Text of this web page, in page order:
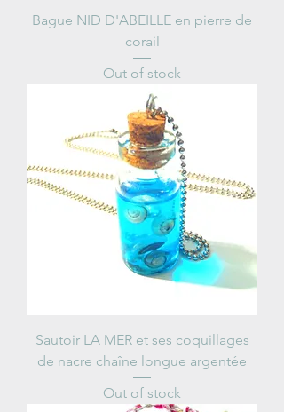
Bague NID D'ABEILLE en pierre de
corail
Out of stock
Sautoir LA MER et ses coquillages
de nacre chaîne longue argentée
Out of stock